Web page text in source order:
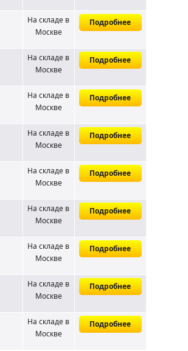
На складе в
Москве
Подробнее
На складе в
Москве
Подробнее
На складе в
Москве
Подробнее
На складе в
Москве
Подробнее
На складе в
Москве
Подробнее
На складе в
Москве
Подробнее
На складе в
Москве
Подробнее
На складе в
Москве
Подробнее
На складе в
Москве
Подробнее